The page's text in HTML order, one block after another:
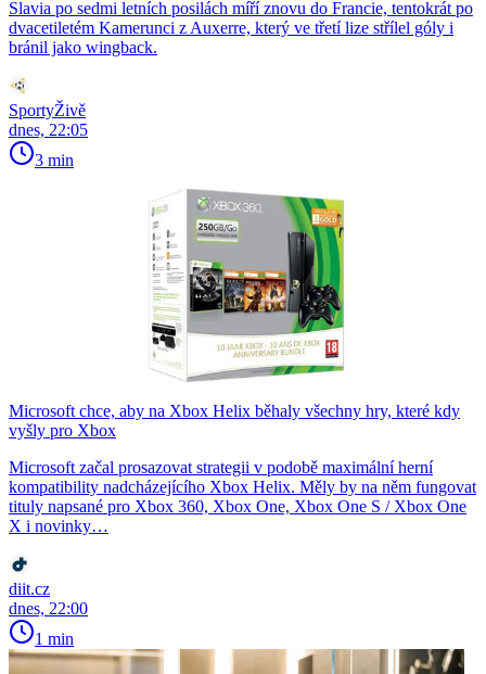
Slavia po sedmi letních posilách míří znovu do Francie, tentokrát po
dvacetiletém Kamerunci z Auxerre, který ve třetí lize střílel góly i
bránil jako wingback.
SportyŽivě
dnes, 22:05
3 min
Microsoft chce, aby na Xbox Helix běhaly všechny hry, které kdy
vyšly pro Xbox
Microsoft začal prosazovat strategii v podobě maximální herní
kompatibility nadcházejícího Xbox Helix. Měly by na něm fungovat
tituly napsané pro Xbox 360, Xbox One, Xbox One S / Xbox One
X i novinky…
diit.cz
dnes, 22:00
1 min